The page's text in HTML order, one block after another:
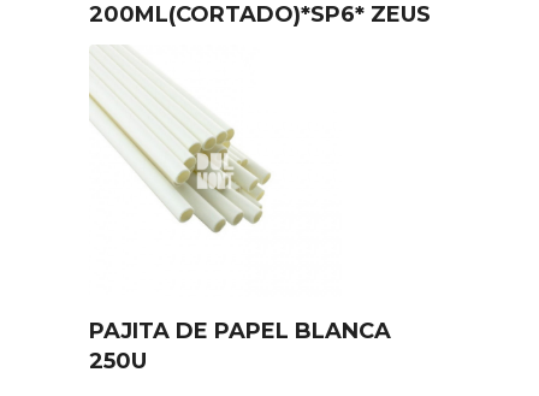
200ML(CORTADO)*SP6* ZEUS
PAJITA DE PAPEL BLANCA
250U